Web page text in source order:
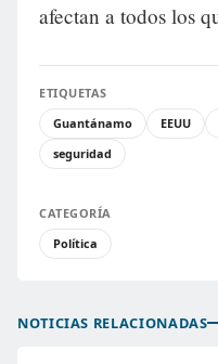
afectan a todos los
ETIQUETAS
Guantánamo
EEUU
seguridad
CATEGORÍA
Política
NOTICIAS RELACIONADAS